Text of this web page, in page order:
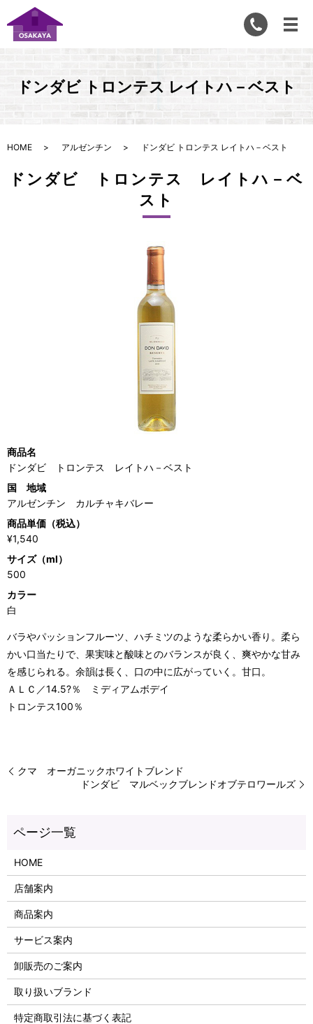
ドンダビ トロンテス レイトハ－ベスト
HOME アルゼンチン ドンダビ トロンテス レイトハ－ベスト
ドンダビ トロンテス レイトハ－ベ
スト
商品名
ドンダビ トロンテス レイトハ－ベスト
国 地域
アルゼンチン カルチャキバレー
商品単価（税込）
¥1,540
サイズ（ml）
500
カラー
白
バラやパッションフルーツ、ハチミツのような柔らかい香り。柔ら
かい口当たりで、果実味と酸味とのバランスが良く、爽やかな甘み
を感じられる。余韻は長く、口の中に広がっていく。甘口。
ＡＬＣ／14.5?％ ミディアムボデイ
トロンテス100％
クマ オーガニックホワイトブレンド
ドンダビ マルベックブレンドオブテロワールズ
HOME
店舗案内
商品案内
サービス案内
卸販売のご案内
取り扱いブランド
特定商取引法に基づく表記